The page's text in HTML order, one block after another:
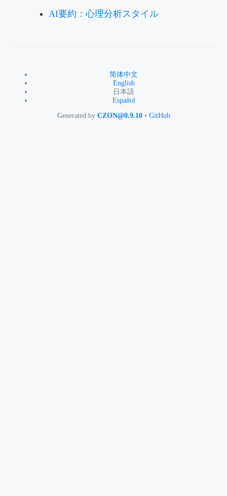
AI要約：心理分析スタイル
简体中文
English
日本語
Español
Generated by CZON@0.9.10• GitHub